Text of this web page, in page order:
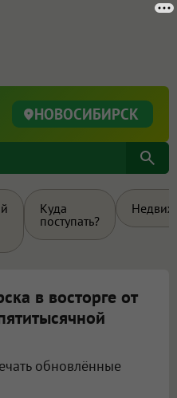
НОВОСИБИРСК
Куда
поступать?
в восторге от
обновлённые